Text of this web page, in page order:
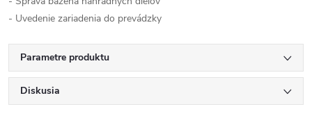
- Uvedenie zariadenia do prevádzky
Parametre produktu
Diskusia